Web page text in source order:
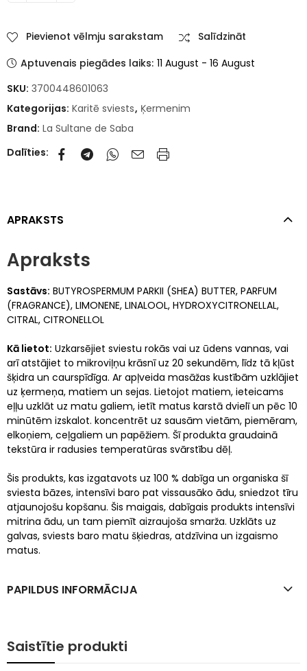
Pievienot vēlmju sarakstam
Salīdzināt
Aptuvenais piegādes laiks: 11 August - 16 August
SKU: 3700448601063
Kategorijas: Karitē sviests, Ķermenim
Brand: La Sultane de Saba
Dalīties:
APRAKSTS
Apraksts
Sastāvs: BUTYROSPERMUM PARKII (SHEA) BUTTER, PARFUM
(FRAGRANCE), LIMONENE, LINALOOL, HYDROXYCITRONELLAL,
CITRAL, CITRONELLOL
Kā lietot: Uzkarsējiet sviestu rokās vai uz ūdens vannas, vai
arī atstājiet to mikroviļņu krāsnī uz 20 sekundēm, līdz tā kļūst
šķidra un caurspīdīga. Ar apļveida masāžas kustībām uzklājiet
uz ķermeņa, matiem un sejas. Lietojot matiem, ieteicams
eļļu uzklāt uz matu galiem, ietīt matus karstā dvielī un pēc 10
minūtēm izskalot. koncentrēt uz sausām vietām, piemēram,
elkoņiem, ceļgaliem un papēžiem. Šī produkta graudainā
tekstūra ir radusies temperatūras svārstību dēļ.
Šis produkts, kas izgatavots uz 100 % dabīga un organiska šī
sviesta bāzes, intensīvi baro pat vissausāko ādu, sniedzot tīru
atjaunojošu kopšanu. Šis maigais, dabīgais produkts intensīvi
mitrina ādu, un tam piemīt aizraujoša smarža. Uzklāts uz
galvas, sviests baro matu šķiedras, atdzīvina un izgaismo
matus.
PAPILDUS INFORMĀCIJA
Saistītie produkti